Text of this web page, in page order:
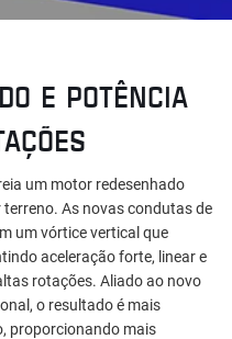
E POTÊNCIA
um motor redesenhado
As novas condutas de
um vórtice vertical que
aceleração forte, linear e
rotações. Aliado ao novo
o resultado é mais
proporcionando mais